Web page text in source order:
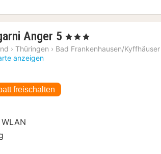
Anger 5 1
Nacht
, 3 Sterne
› Thüringen › Bad Frankenhausen/Kyffhäuser
anzeigen
freischalten